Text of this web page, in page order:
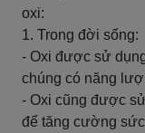
oxi:
1. Trong đời sống:
- Oxi được sử
chúng có năng
- Oxi cũng được
để tăng cường